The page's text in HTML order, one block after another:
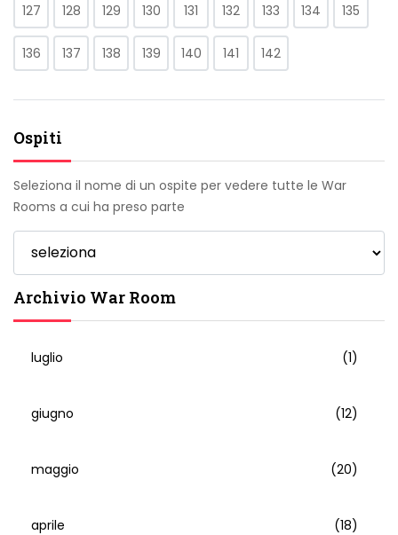
127 128 129 130 131 132 133 134 135
136 137 138 139 140 141 142
Ospiti
Seleziona il nome di un ospite per vedere tutte le War
Rooms a cui ha preso parte
Archivio War Room
luglio (1)
giugno (12)
maggio (20)
aprile (18)